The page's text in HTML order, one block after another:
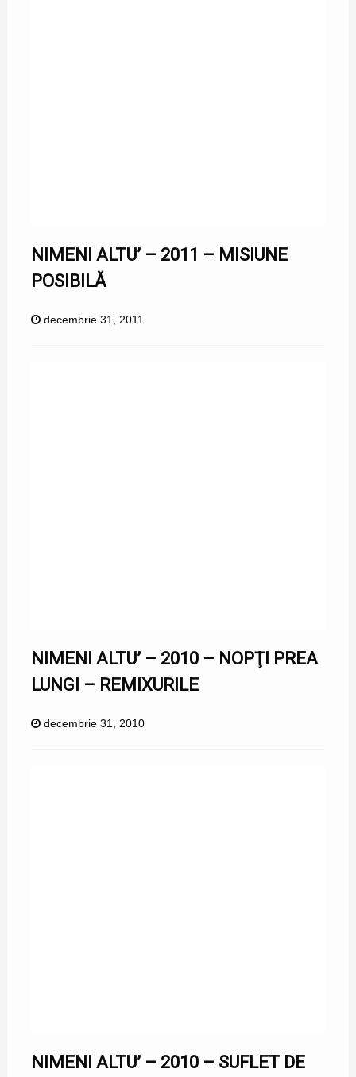
NIMENI ALTU’ – 2011 – MISIUNE
POSIBILĂ
decembrie 31, 2011
NIMENI ALTU’ – 2010 – NOPŢI PREA
LUNGI – REMIXURILE
decembrie 31, 2010
NIMENI ALTU’ – 2010 – SUFLET DE